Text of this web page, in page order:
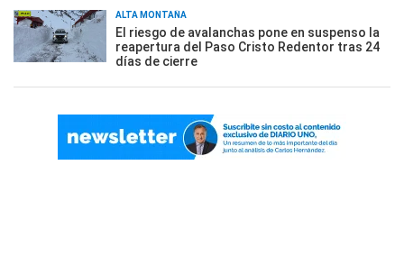
ALTA MONTAÑA
El riesgo de avalanchas pone en suspenso la
reapertura del Paso Cristo Redentor tras 24
días de cierre